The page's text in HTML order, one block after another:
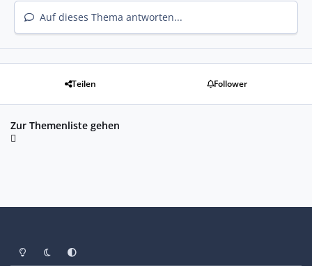
Auf dieses Thema antworten...
Teilen Follower
Zur Themenliste gehen
Heller ModusDunkler Modus
Systemeinstellung